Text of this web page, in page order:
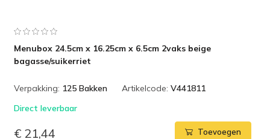
Menubox 24.5cm x 16.25cm x 6.5cm 2vaks beige
bagasse/suikerriet
Verpakking: 125 Bakken Artikelcode: V441811
Direct leverbaar
€ 21,44 Toevoegen